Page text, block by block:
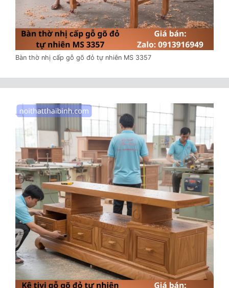
Bàn thờ nhị cấp gỗ gõ đỏ tự nhiên MS 3357